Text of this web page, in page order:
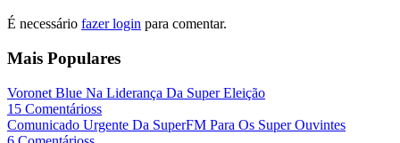
É necessário fazer login para comentar.
Mais Populares
Voronet Blue Na Liderança Da Super Eleição
15 Comentárioss
Comunicado Urgente Da SuperFM Para Os Super Ouvintes